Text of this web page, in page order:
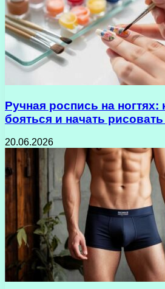
Ручная роспись на ногтях:
бояться и начать
20.06.2026